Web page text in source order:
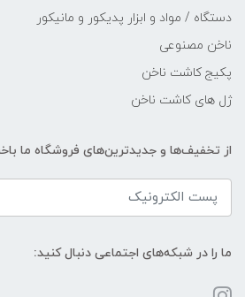
دستگاه / مواد و ابزار پدیکور و مانیکور
ناخن مصنوعی
پکیج کاشت ناخن
ژل های کاشت ناخن
از تخفیف‌ها و جدیدترین‌های فروشگاه ما
ما را در شبکه‌های اجتماعی دنبال کنید: